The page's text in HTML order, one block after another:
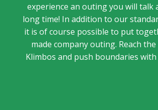
experience an outing you will talk
long time! In addition to our
it is of course possible to put
made company outing. Reach
Klimbos and push boundaries with